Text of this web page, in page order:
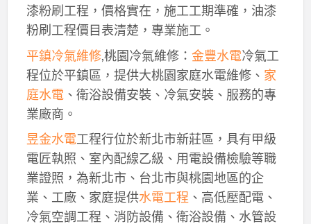
漆粉刷工程，價格實在，施工工期準確，油漆
粉刷工程價目表清楚，專業施工。
平鎮冷氣維修,桃園冷氣維修： 金豐水電冷氣工
程位於平鎮區，提供大桃園家庭水電維修、 家
庭水電、衛浴設備安裝、冷氣安裝、服務的專
業廠商。
昱金水電工程行位於新北市新莊區，具有甲級
電匠執照、室內配線乙級、用電設備檢驗等職
業證照，為新北市、台北市與桃園地區的企
業、工廠、家庭提供水電工程 、高低壓配電、
冷氣空調工程、消防設備、衛浴設備、水管設